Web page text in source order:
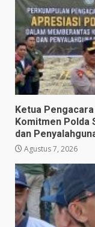
Ketua
Komitmen Polda
dan
Agustus 7, 2026